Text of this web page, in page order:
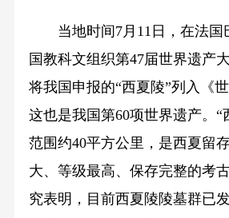
当地时间7月11日，在法国
国教科文组织第47届世界遗产
将我国申报的“西夏陵”列入《
这也是我国第60项世界遗产。“
范围约40平方公里，是西夏留
大、等级最高、保存完整的考
究表明，目前西夏陵陵墓群已